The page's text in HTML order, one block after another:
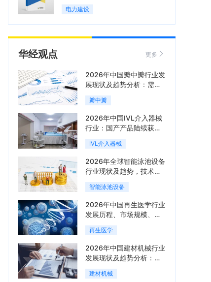
电力建设
华经观点 更多
2026年中国瓣中瓣行业发
展现状及趋势分析：需求
可持续释放，市场发展前
景良好「图」
瓣中瓣
2026年中国IVL介入器械
行业：国产产品陆续获
批，市场将进入持续高增
长阶段「图」
IVL介入器械
2026年全球智能泳池设备
行业现状及趋势，技术端
朝着系统集成、绿色节能
方向迭代「图」
智能泳池设备
2026年中国再生医学行业
发展历程、市场规模、相
关政策、产业链、竞争格
局及发展潜力分析「图」
再生医学
2026年中国建材机械行业
发展现状及趋势分析：企
业加速向“装备+系统+服
务”综合服务商转型「图」
建材机械